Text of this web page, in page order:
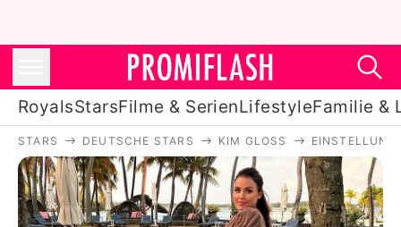
RoyalsStarsFilme & SerienLifestyleFamilie &
Royals
Stars
STARS DEUTSCHE STARS KIM GLOSS